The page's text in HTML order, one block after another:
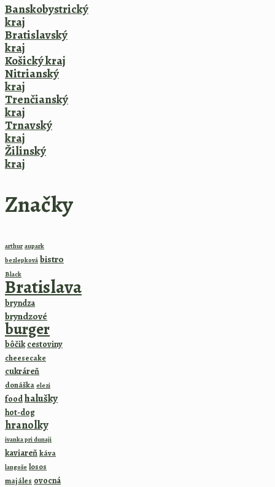
Banskobystrický
kraj
Bratislavský
kraj
Košický kraj
Nitrianský
kraj
Trenčianský
kraj
Trnavský
kraj
Žilinský
kraj
Značky
arthur aupark
bezlepková bistro
Black
Bratislava
bryndza
bryndzové
burger
bôčik cestoviny
cheesecake
cukráreň
donáška elezi
foodhalušky
hot-dog
hranolky
ivanka pri dunaji
kaviareňkáva
langoše losos
majáles ovocná